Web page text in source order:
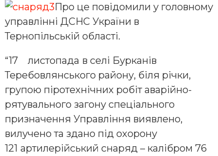
Про це повідомили у головному
управлінні ДСНС України в
Тернопільській області.
“17 листопада в селі Бурканів
Теребовлянського району, біля річки,
групою піротехнічних робіт аварійно-
рятувального загону спеціального
призначення Управління виявлено,
вилучено та здано під охорону
121 артилерійський снаряд – калібром 76